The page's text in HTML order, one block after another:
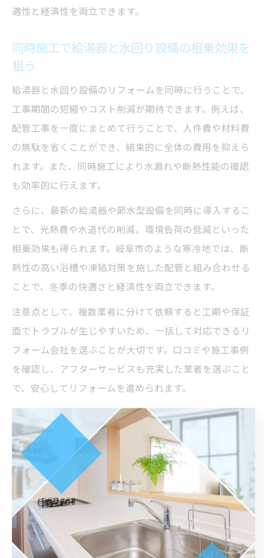
適性と経済性を両立できます。
同時施工で給湯器と水回り設備の相乗効果を
狙う
給湯器と水回り設備のリフォームを同時に行うことで、
工事期間の短縮やコスト削減が期待できます。例えば、
配管工事を一度にまとめて行うことで、人件費や材料費
の無駄を省くことができ、結果的に全体の費用を抑えら
れます。また、同時施工により水漏れや断熱性能の確認
も効率的に行えます。
さらに、最新の給湯器や節水型設備を同時に導入するこ
とで、光熱費や水道代の削減、環境負荷の低減といった
相乗効果も得られます。岐阜市のような寒冷地では、断
熱性の高い浴槽や凍結対策を施した配管と組み合わせる
ことで、冬季の快適さと経済性を両立できます。
注意点として、複数業者に分けて依頼すると工期や保証
面でトラブルが生じやすいため、一括して対応できるリ
フォーム会社を選ぶことが大切です。口コミや施工事例
を確認し、アフターサービスも充実した業者を選ぶこと
で、安心してリフォームを進められます。
家族の湯使用量に合わせた給湯器容量の選び
方
給湯器の容量選びは、家族の人数やお湯の使用頻度に合
わせて最適化することが重要です。例えば、4人家族であ
れば24号タイプが一般的に推奨され、同時に複数箇所で
お湯を使う場合でも安定した湯量を確保できます。逆に
単身世帯や少人数の場合は、16号や20号でも十分な場合